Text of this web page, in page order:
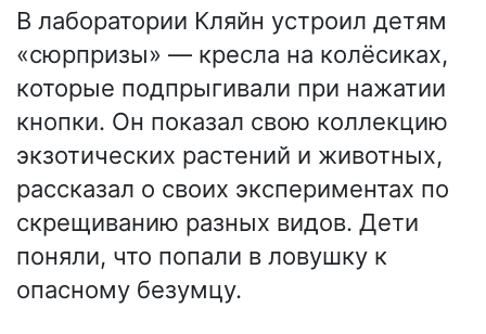
В лаборатории Кляйн устроил детям
«сюрпризы» — кресла на колёсиках,
которые подпрыгивали при нажатии
кнопки. Он показал свою коллекцию
экзотических растений и животных,
рассказал о своих экспериментах по
скрещиванию разных видов. Дети
поняли, что попали в ловушку к
опасному безумцу.